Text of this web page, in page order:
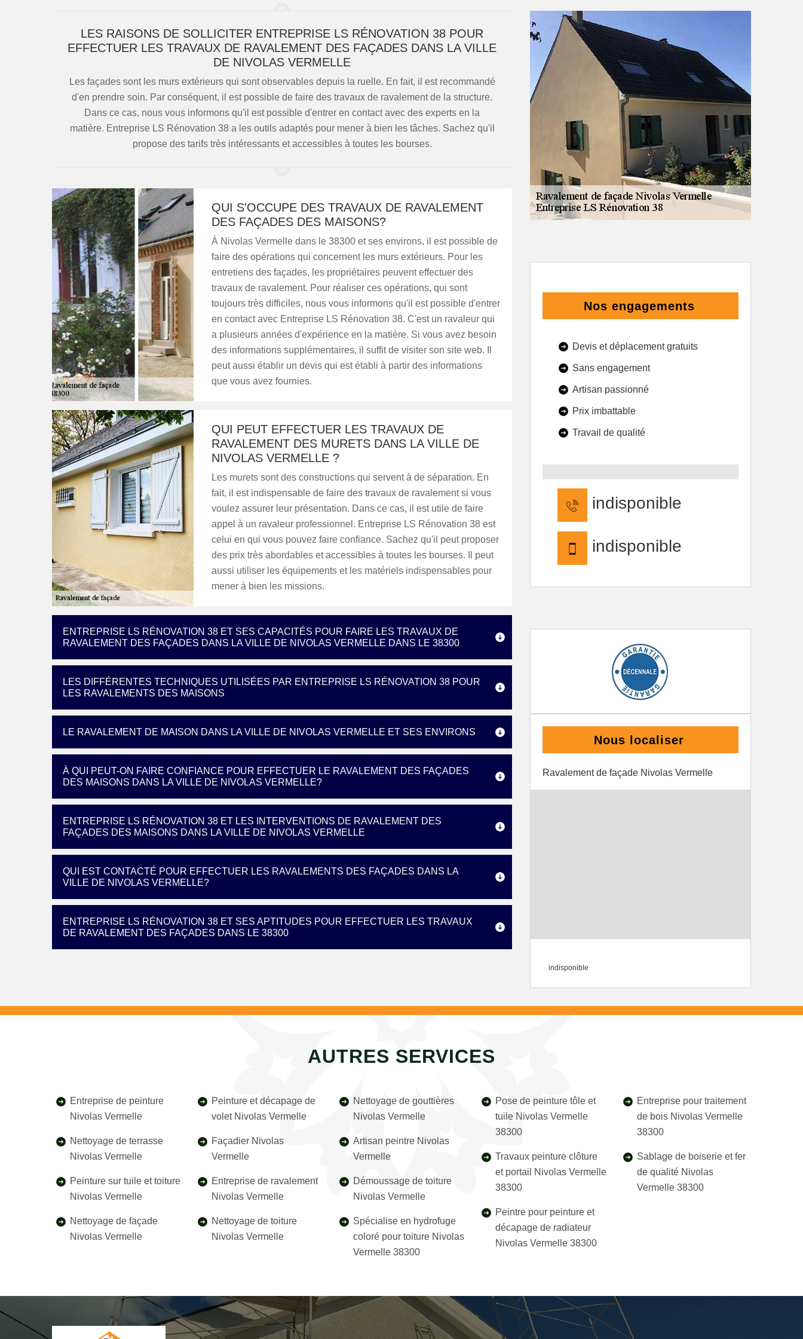
LES RAISONS DE SOLLICITER ENTREPRISE LS RÉNOVATION 38 POUR
EFFECTUER LES TRAVAUX DE RAVALEMENT DES FAÇADES DANS LA VILLE
DE NIVOLAS VERMELLE
Les façades sont les murs extérieurs qui sont observables depuis la ruelle. En fait, il est recommandé
d'en prendre soin. Par conséquent, il est possible de faire des travaux de ravalement de la structure.
Dans ce cas, nous vous informons qu'il est possible d'entrer en contact avec des experts en la
matière. Entreprise LS Rénovation 38 a les outils adaptés pour mener à bien les tâches. Sachez qu'il
propose des tarifs très intéressants et accessibles à toutes les bourses.
QUI S'OCCUPE DES TRAVAUX DE RAVALEMENT
DES FAÇADES DES MAISONS?
À Nivolas Vermelle dans le 38300 et ses environs, il est possible de
faire des opérations qui concernent les murs extérieurs. Pour les
entretiens des façades, les propriétaires peuvent effectuer des
travaux de ravalement. Pour réaliser ces opérations, qui sont
toujours très difficiles, nous vous informons qu'il est possible d'entrer
en contact avec Entreprise LS Rénovation 38. C'est un ravaleur qui
a plusieurs années d'expérience en la matière. Si vous avez besoin
des informations supplémentaires, il suffit de visiter son site web. Il
peut aussi établir un devis qui est établi à partir des informations
que vous avez fournies.
QUI PEUT EFFECTUER LES TRAVAUX DE
RAVALEMENT DES MURETS DANS LA VILLE DE
NIVOLAS VERMELLE ?
Les murets sont des constructions qui servent à de séparation. En
fait, il est indispensable de faire des travaux de ravalement si vous
voulez assurer leur présentation. Dans ce cas, il est utile de faire
appel à un ravaleur professionnel. Entreprise LS Rénovation 38 est
celui en qui vous pouvez faire confiance. Sachez qu'il peut proposer
des prix très abordables et accessibles à toutes les bourses. Il peut
aussi utiliser les équipements et les matériels indispensables pour
mener à bien les missions.
ENTREPRISE LS RÉNOVATION 38 ET SES CAPACITÉS POUR FAIRE LES TRAVAUX DE
RAVALEMENT DES FAÇADES DANS LA VILLE DE NIVOLAS VERMELLE DANS LE 38300
LES DIFFÉRENTES TECHNIQUES UTILISÉES PAR ENTREPRISE LS RÉNOVATION 38 POUR
LES RAVALEMENTS DES MAISONS
LE RAVALEMENT DE MAISON DANS LA VILLE DE NIVOLAS VERMELLE ET SES ENVIRONS
À QUI PEUT-ON FAIRE CONFIANCE POUR EFFECTUER LE RAVALEMENT DES FAÇADES
DES MAISONS DANS LA VILLE DE NIVOLAS VERMELLE?
ENTREPRISE LS RÉNOVATION 38 ET LES INTERVENTIONS DE RAVALEMENT DES
FAÇADES DES MAISONS DANS LA VILLE DE NIVOLAS VERMELLE
QUI EST CONTACTÉ POUR EFFECTUER LES RAVALEMENTS DES FAÇADES DANS LA
VILLE DE NIVOLAS VERMELLE?
ENTREPRISE LS RÉNOVATION 38 ET SES APTITUDES POUR EFFECTUER LES TRAVAUX
DE RAVALEMENT DES FAÇADES DANS LE 38300
Nos engagements
Devis et déplacement gratuits
Sans engagement
Artisan passionné
Prix imbattable
Travail de qualité
indisponible
indisponible
Nous localiser
Ravalement de façade Nivolas Vermelle
indisponible
AUTRES SERVICES
Entreprise de peinture
Nivolas Vermelle
Nettoyage de terrasse
Nivolas Vermelle
Peinture sur tuile et toiture
Nivolas Vermelle
Nettoyage de façade
Nivolas Vermelle
Peinture et décapage de
volet Nivolas Vermelle
Façadier Nivolas
Vermelle
Entreprise de ravalement
Nivolas Vermelle
Nettoyage de toiture
Nivolas Vermelle
Nettoyage de gouttières
Nivolas Vermelle
Artisan peintre Nivolas
Vermelle
Démoussage de toiture
Nivolas Vermelle
Spécialise en hydrofuge
coloré pour toiture Nivolas
Vermelle 38300
Pose de peinture tôle et
tuile Nivolas Vermelle
38300
Travaux peinture clôture
et portail Nivolas Vermelle
38300
Peintre pour peinture et
décapage de radiateur
Nivolas Vermelle 38300
Entreprise pour traitement
de bois Nivolas Vermelle
38300
Sablage de boiserie et fer
de qualité Nivolas
Vermelle 38300